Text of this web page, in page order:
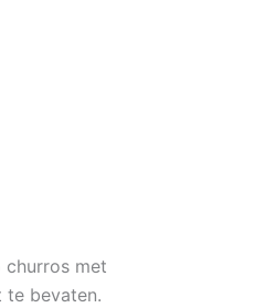
churros met
te bevaten.